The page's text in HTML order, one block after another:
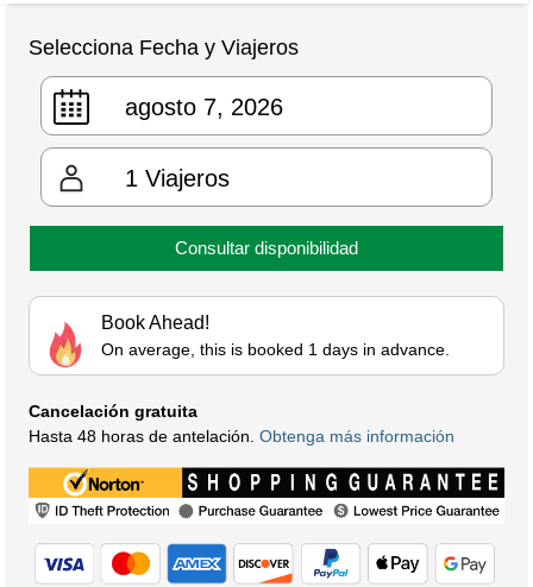
Selecciona Fecha y Viajeros
1 Viajeros
Consultar disponibilidad
Book Ahead!
On average, this is booked 1 days in advance.
Cancelación gratuita
Hasta 48 horas de antelación. Obtenga más información